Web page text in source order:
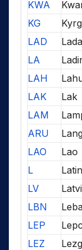
KWA
KG
LAD
LA
LAH
LAK
Lak
LAM
ARU
LAO
Lao
L
Latin
LV
LBN
LEP
LEZ